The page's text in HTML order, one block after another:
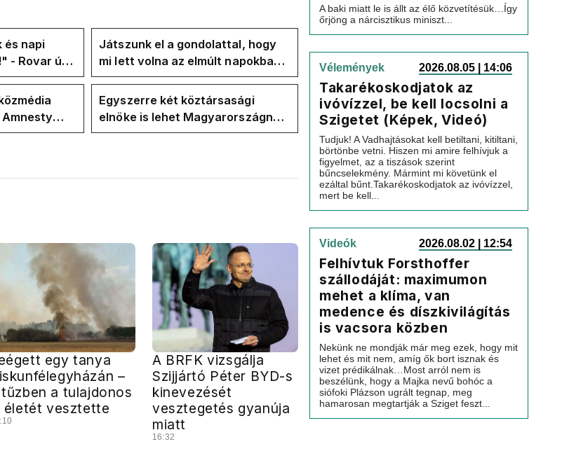
és napi
- Rovar úr
a
Játszunk el a gondolattal, hogy
mi lett volna az elmúlt napokban
rezsicsökkentés nélkül
Egyszerre két köztársasági
elnöke is lehet Magyarországnak
jövő hétre
egy tanya
–
a tulajdonos
életét vesztette
A BRFK vizsgálja
Szijjártó Péter BYD-s
kinevezését
vesztegetés gyanúja
miatt
16:32
A baki miatt le is állt az élő közvetítésük…Így
őrjöng a nárcisztikus miniszt...
Vélemények 2026.08.05 | 14:06
Takarékoskodjatok az
ivóvízzel, be kell locsolni a
Szigetet (Képek, Videó)
Tudjuk! A Vadhajtásokat kell betiltani, kitiltani,
börtönbe vetni. Hiszen mi amire felhívjuk a
figyelmet, az a tiszások szerint
bűncselekmény. Mármint mi követünk el
ezáltal bűnt.Takarékoskodjatok az ivóvízzel,
mert be kell...
Videók 2026.08.02 | 12:54
Felhívtuk Forsthoffer
szállodáját: maximumon
mehet a klíma, van
medence és díszkivilágítás
is vacsora közben
Nekünk ne mondják már meg ezek, hogy mit
lehet és mit nem, amíg ők bort isznak és
vizet prédikálnak…Most arról nem is
beszélünk, hogy a Majka nevű bohóc a
siófoki Plázson ugrált tegnap, meg
hamarosan megtartják a Sziget feszt...